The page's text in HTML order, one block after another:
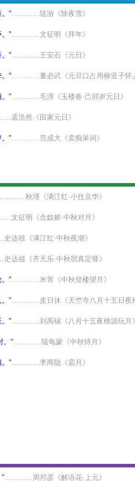
”…………陆游《除夜雪》
”…………文征明《拜年》
”…………王安石《元日》
”…………董必武《元旦口占用柳亚子怀
”…………毛滂《玉楼春·己卯岁元日》
浩然《田家元日》
”…………范成大《卖痴呆词》
秋瑾《满江红·小住京华》
征明《念奴娇·中秋对月》
祖《满江红·中秋夜潮》
祖《齐天乐·中秋宿真定驿》
”…………米芾《中秋登楼望月》
”…………皮日休《天竺寺八月十五日夜
”…………刘禹锡《八月十五夜桃源玩月
。”…………陆龟蒙《中秋待月》
”…………李商隐《霜月》
…………周邦彦《解语花·上元》